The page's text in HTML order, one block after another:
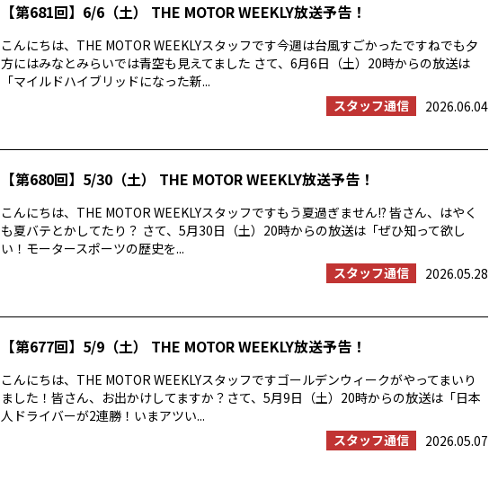
【第681回】6/6（土） THE MOTOR WEEKLY放送予告！
こんにちは、THE MOTOR WEEKLYスタッフです今週は台風すごかったですねでも夕
方にはみなとみらいでは青空も見えてました さて、6月6日（土）20時からの放送は
「マイルドハイブリッドになった新...
スタッフ通信
2026.06.04
【第680回】5/30（土） THE MOTOR WEEKLY放送予告！
こんにちは、THE MOTOR WEEKLYスタッフですもう夏過ぎません!? 皆さん、はやく
も夏バテとかしてたり？ さて、5月30日（土）20時からの放送は「ぜひ知って欲し
い！モータースポーツの歴史を...
スタッフ通信
2026.05.28
【第677回】5/9（土） THE MOTOR WEEKLY放送予告！
こんにちは、THE MOTOR WEEKLYスタッフですゴールデンウィークがやってまいり
ました！皆さん、お出かけしてますか？さて、5月9日（土）20時からの放送は「日本
人ドライバーが2連勝！いまアツい...
スタッフ通信
2026.05.07